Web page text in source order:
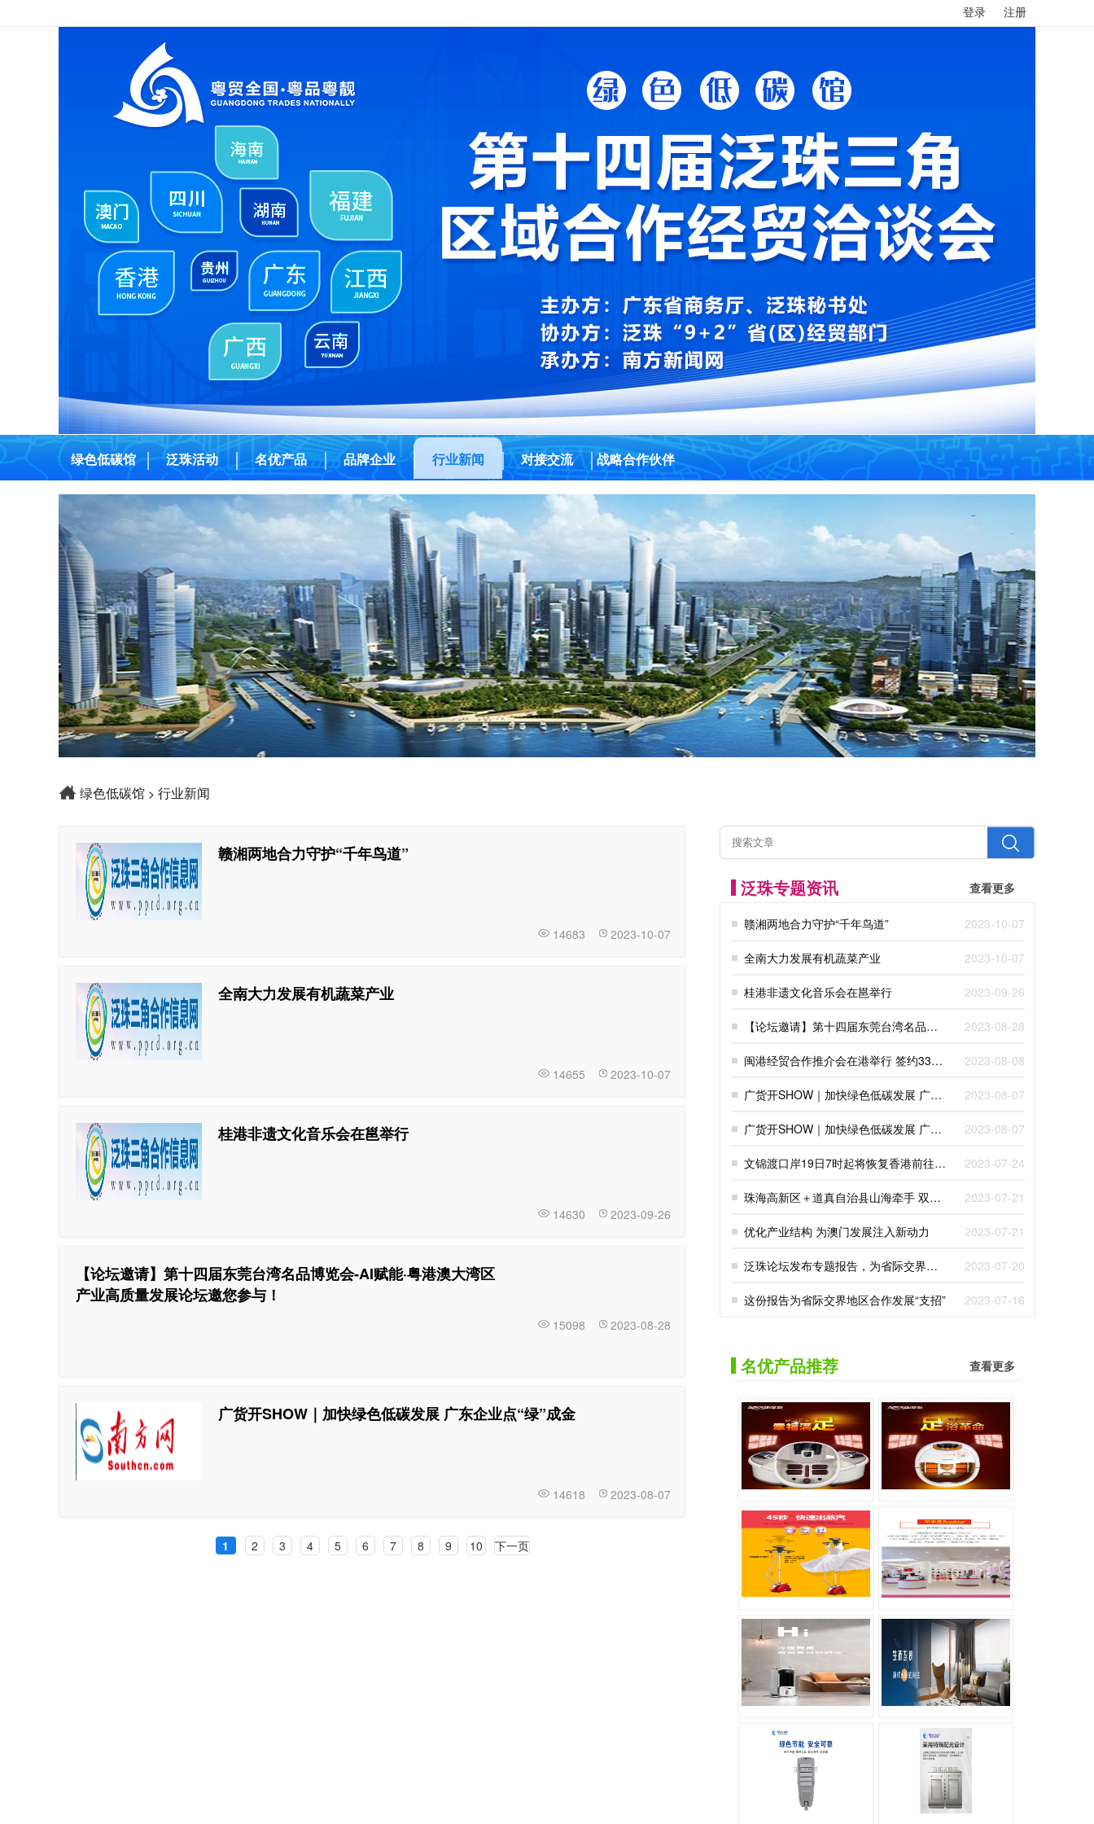
登录 注册
绿色低碳馆 泛珠活动 名优产品 品牌企业 行业新闻 对接交流 战略合作伙伴
绿色低碳馆 > 行业新闻
赣湘两地合力守护“千年鸟道”
14683 2023-10-07
全南大力发展有机蔬菜产业
14655 2023-10-07
桂港非遗文化音乐会在邕举行
14630 2023-09-26
【论坛邀请】第十四届东莞台湾名品博览会-AI赋能·粤港澳大湾区
产业高质量发展论坛邀您参与！
15098 2023-08-28
广货开SHOW｜加快绿色低碳发展 广东企业点“绿”成金
14618 2023-08-07
1 2 3 4 5 6 7 8 9 10 下一页
泛珠专题资讯 查看更多
赣湘两地合力守护“千年鸟道” 2023-10-07
全南大力发展有机蔬菜产业 2023-10-07
桂港非遗文化音乐会在邕举行 2023-09-26
【论坛邀请】第十四届东莞台湾名品博
览会-AI赋能·粤港澳大湾区产业高质量发
展论坛邀您参与！
2023-08-28
闽港经贸合作推介会在港举行 签约33个
项目
2023-08-08
广货开SHOW｜加快绿色低碳发展 广东
企业点“绿”成金
2023-08-07
广货开SHOW｜加快绿色低碳发展 广东
企业点“绿”成金
2023-08-07
文锦渡口岸19日7时起将恢复香港前往深
圳跨境客车服务
2023-07-24
珠海高新区＋道真自治县山海牵手 双向
奔“富”
2023-07-21
优化产业结构 为澳门发展注入新动力 2023-07-21
泛珠论坛发布专题报告，为省际交界地
区相向发展提供路径建议
2023-07-20
这份报告为省际交界地区合作发展“支招” 2023-07-16
名优产品推荐 查看更多